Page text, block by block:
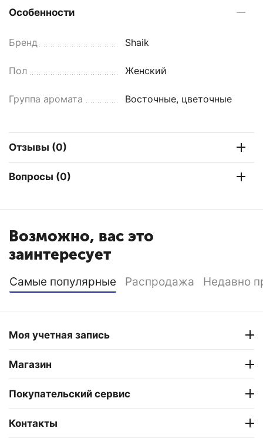
Особенности
Бренд Shaik
Пол Женский
Группа аромата Восточные, цветочные
Отзывы (0)
Вопросы (0)
Возможно, вас это
заинтересует
Самые популярные Распродажа Недавно
Моя учетная запись
Магазин
Покупательский сервис
Контакты